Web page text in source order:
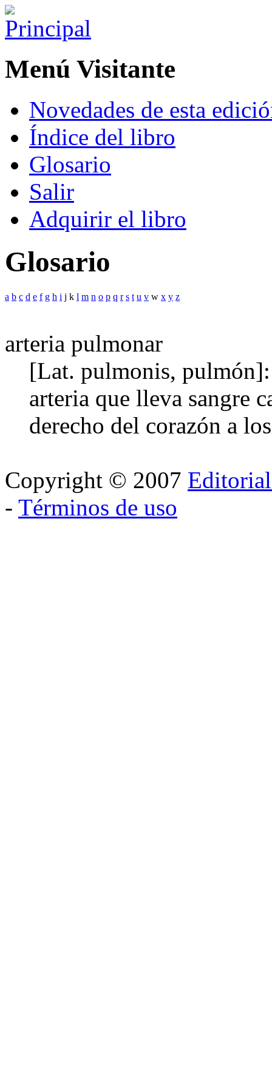
Menú Visitante
Novedades de esta
Índice del libro
Glosario
Salir
Adquirir el libro
Glosario
a b c d e f g h i j k l m n o p q r s t u v w x y z
arteria pulmonar
[Lat. pulmonis,
arteria que lleva sangre
derecho del corazón a
Copyright © 2007
- Términos de uso